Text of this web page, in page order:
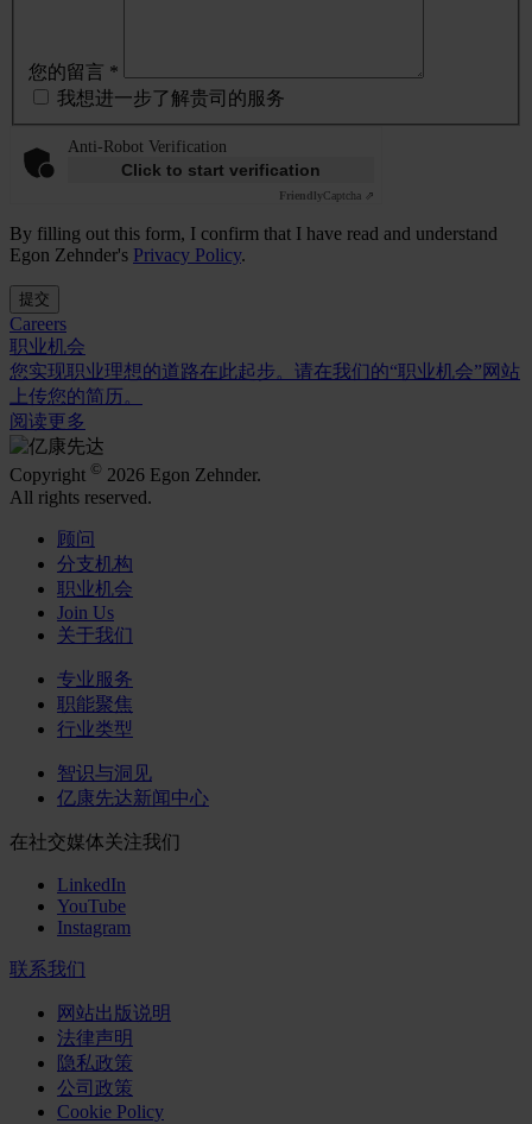
您的留言 *
我想进一步了解贵司的服务
Anti-Robot Verification
Click to start verification
FriendlyCaptcha ⇗
By filling out this form, I confirm that I have read and understand
Egon Zehnder's Privacy Policy.
提交
Careers
职业机会
您实现职业理想的道路在此起步。请在我们的“职业机会”网站
上传您的简历。
阅读更多
Copyright © 2026 Egon Zehnder.
All rights reserved.
顾问
分支机构
职业机会
Join Us
关于我们
专业服务
职能聚焦
行业类型
智识与洞见
亿康先达新闻中心
在社交媒体关注我们
LinkedIn
YouTube
Instagram
联系我们
网站出版说明
法律声明
隐私政策
公司政策
Cookie Policy